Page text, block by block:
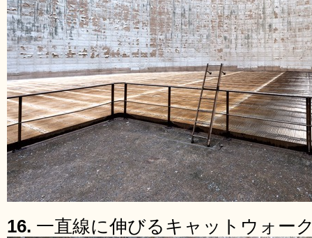
16. 一直線に伸びるキャットウォー